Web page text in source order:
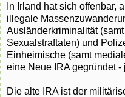
In Irland hat sich offenbar,
illegale
Ausländerkriminalität
Sexualstraftaten) und
Einheimische (samt
eine Neue IRA gegründet
Die alte IRA ist der